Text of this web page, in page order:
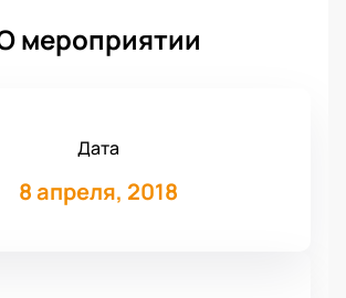
мероприятии
Дата
8 апреля, 2018